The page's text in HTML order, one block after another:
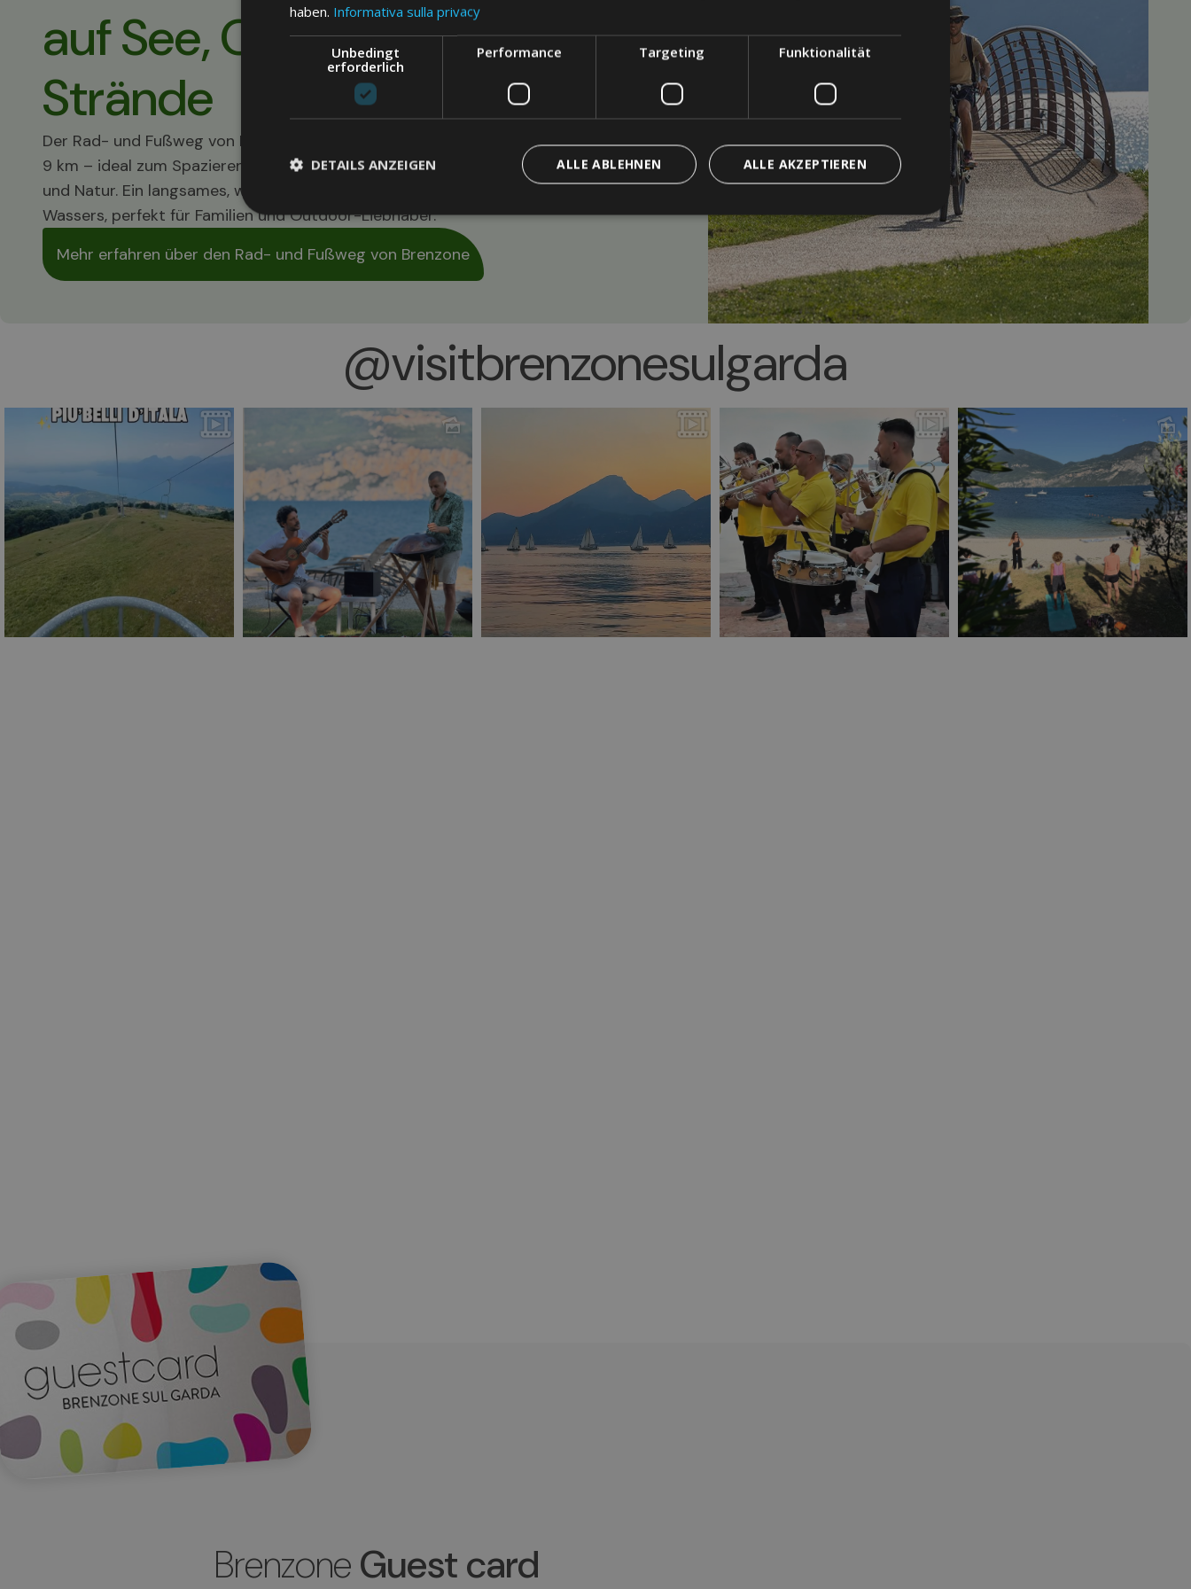
auf See, Olivenhaine &
Strände
Der Rad- und Fußweg von Brenzone ist eine flache, leicht zugängliche Strecke von
9 km – ideal zum Spazierengehen oder Radfahren zwischen Ortsteilen, Stränden
und Natur. Ein langsames, wohltuendes Erlebnis in unmittelbarer Nähe des
Wassers, perfekt für Familien und Outdoor-Liebhaber.
Mehr erfahren über den Rad- und Fußweg von Brenzone
@visitbrenzonesulgarda
Brenzone Guest card
haben. Informativa sulla privacy
Unbedingt
erforderlich
Performance Targeting Funktionalität
ALLE AKZEPTIEREN
ALLE ABLEHNEN
DETAILS ANZEIGEN